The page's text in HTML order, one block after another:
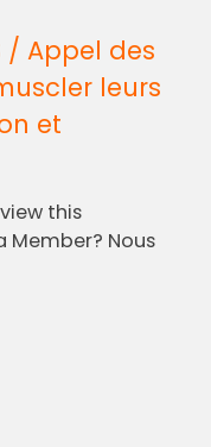
/ Appel des
leurs
et
this
Member? Nous